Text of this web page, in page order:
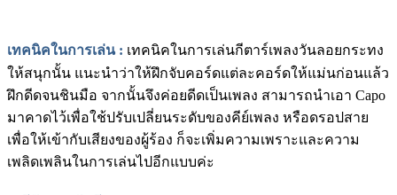
เทคนิคในการเล่น: เทคนิคในการเล่นกีตาร์เพลงวันลอยกระทง
ให้สนุกนั้น แนะนำว่าให้ฝึกจับคอร์ดแต่ละคอร์ดให้แม่นก่อนแล้ว
ฝึกดีดจนชินมือ จากนั้นจึงค่อยดีดเป็นเพลง สามารถนำเอา Capo
มาคาดไว้เพื่อใช้ปรับเปลี่ยนระดับของคีย์เพลง หรือดรอปสาย
เพื่อให้เข้ากับเสียงของผู้ร้อง ก็จะเพิ่มความเพราะและความ
เพลิดเพลินในการเล่นไปอีกแบบค่ะ